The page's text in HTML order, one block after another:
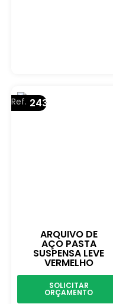
ARQUIVO DE
AÇO PASTA
SUSPENSA LEVE
VERMELHO
Ref. 243
SOLICITAR
ORÇAMENTO